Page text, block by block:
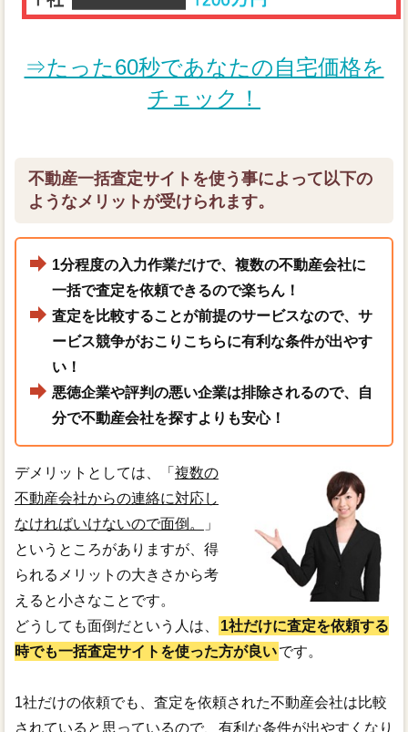
⇒たった60秒であなたの自宅価格を
チェック！
不動産一括査定サイトを使う事によって以下の
ようなメリットが受けられます。
1分程度の入力作業だけで、複数の不動産会社に
一括で査定を依頼できるので楽ちん！
査定を比較することが前提のサービスなので、サ
ービス競争がおこりこちらに有利な条件が出やす
い！
悪徳企業や評判の悪い企業は排除されるので、自
分で不動産会社を探すよりも安心！
デメリットとしては、「 複数の
不動産会社からの連絡に対応し
なければいけないので面倒。
」
というところがありますが、得
られるメリットの大きさから考
えると小さなことです。
どうしても面倒だという人は、
1社だけに査定を依頼する
時でも一括査定サイトを使った方が良いです。
1社だけの依頼でも、査定を依頼された不動産会社は比較
されていると思っているので、有利な条件が出やすくなり